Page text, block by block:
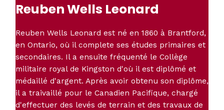
Reuben Wells Leonard
Reuben Wells Leonard est né en 1860 à Brantford,
en Ontario, où il complete ses études primaires et
secondaires. Il a ensuite fréquenté le Collège
militaire royal de Kingston d'où il est diplômé et
médaillé d'argent. Après avoir obtenu son diplôme,
il a traivaillé pour le Canadien Pacifique, chargé
d'effectuer des levés de terrain et des travaux de